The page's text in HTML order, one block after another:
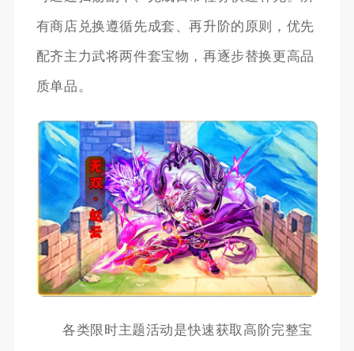
有商店兑换遵循先成套、再升阶的原则，优先
配齐主力武将两件套宝物，再逐步替换更高品
质单品。
各类限时主题活动是快速获取高阶完整宝